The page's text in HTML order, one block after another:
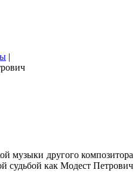
|
музыки другого композитора
судьбой как Модест Петрович